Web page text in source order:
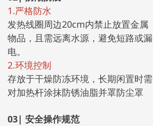
1.严格防水
发热线圈周边20cm内禁止放置金属
物品，且需远离水源，避免短路或漏
电。
2.环境控制
存放于干燥防冻环境，长期闲置时需
对加热杆涂抹防锈油脂并罩防尘罩
03| 安全操作规范